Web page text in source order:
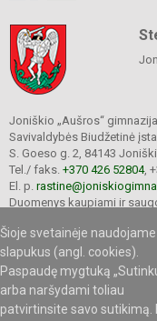
Šioje svetainėje naudojame
slapukus (angl. cookies).
Paspaudę mygtuką
arba naršydami toliau
patvirtinsite savo sutikimą.
Joniškio „Aušros“ gimnazija
Savivaldybės Biudžetinė
S. Goeso g. 2, 84143
Tel./ faks. +370 426 52804,
El. p.
Duomenys kaupiami ir
Įmonės kodas 290565040
© 2020. Joniškio